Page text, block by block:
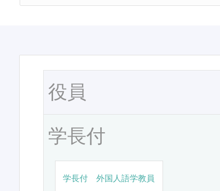
役員
学長付
学長付 外国人語学教員